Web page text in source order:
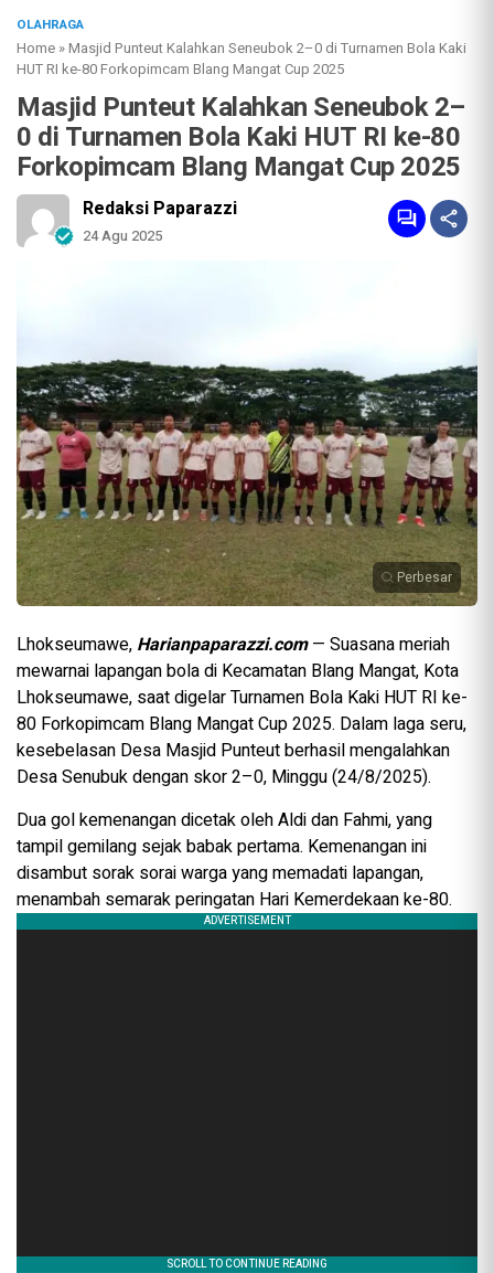
OLAHRAGA
Home »Masjid Punteut Kalahkan Seneubok 2–0 di Turnamen Bola Kaki
HUT RI ke-80 Forkopimcam Blang Mangat Cup 2025
Masjid Punteut Kalahkan Seneubok 2–
0 di Turnamen Bola Kaki HUT RI ke-80
Forkopimcam Blang Mangat Cup 2025
Redaksi Paparazzi
24 Agu 2025
Perbesar
Lhokseumawe, Harianpaparazzi.com— Suasana meriah
mewarnai lapangan bola di Kecamatan Blang Mangat, Kota
Lhokseumawe, saat digelar Turnamen Bola Kaki HUT RI ke-
80 Forkopimcam Blang Mangat Cup 2025. Dalam laga seru,
kesebelasan Desa Masjid Punteut berhasil mengalahkan
Desa Senubuk dengan skor 2–0, Minggu (24/8/2025).
Dua gol kemenangan dicetak oleh Aldi dan Fahmi, yang
tampil gemilang sejak babak pertama. Kemenangan ini
disambut sorak sorai warga yang memadati lapangan,
menambah semarak peringatan Hari Kemerdekaan ke-80.